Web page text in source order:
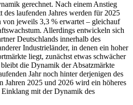
gerechnet. Nach einem Anstieg
laufenden Jahres werden für 2025
von jeweils 3,3 % erwartet ‒ gleichauf
Allerdings entwickeln sich
Deutschlands innerhalb des
Industrieländer, in denen ein hoher
liegt, zunächst etwas schwächer
die Dynamik der Absatzmärkte
Jahr noch hinter derjenigen des
Jahren 2025 und 2026 wird ein höheres
mit der Dynamik des